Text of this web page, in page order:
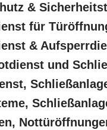
&
für
&
und